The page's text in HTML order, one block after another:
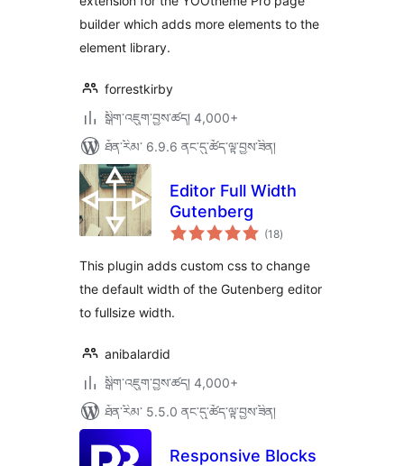
builder which adds more elements to the
element library.
forrestkirby
སྒྲིག་འཇུག་བྱས་ཚད། 4,000+
ཐོན་རིམ་ 6.9.6 ནང་དུ་ཚོད་ལྟ་བྱས་ཟིན།
Editor Full Width
Gutenberg
(18གདེང་
འཇོག་
ཚང་།
)
This plugin adds custom css to change
the default width of the Gutenberg editor
to fullsize width.
anibalardid
སྒྲིག་འཇུག་བྱས་ཚད། 4,000+
ཐོན་རིམ་ 5.5.0 ནང་དུ་ཚོད་ལྟ་བྱས་ཟིན།
Responsive Blocks